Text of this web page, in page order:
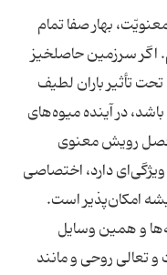
بهار صفا تمام
اگر سرزمین حاصلخیز
تأثیر باران لطیف
در آینده میوه‌های
فصل رویش معنوی
دارد، اختصاصی
امکان‌پذیر است.
و همین وسایل
و تعالی روحی و مانند